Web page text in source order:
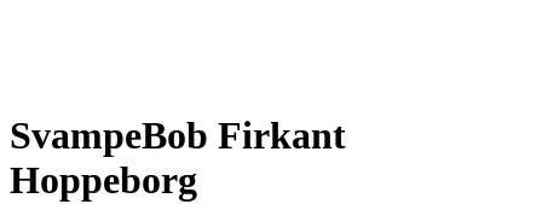
SvampeBob Firkant
Hoppeborg